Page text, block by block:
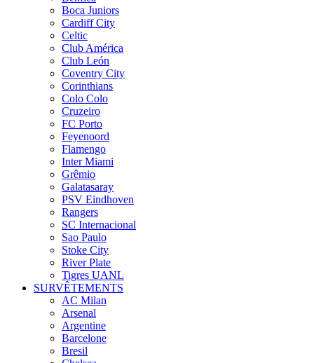
Boca Juniors
Cardiff City
Celtic
Club América
Club León
Coventry City
Corinthians
Colo Colo
Cruzeiro
FC Porto
Feyenoord
Flamengo
Inter Miami
Grêmio
Galatasaray
PSV Eindhoven
Rangers
SC Internacional
Sao Paulo
Stoke City
River Plate
Tigres UANL
SURVÊTEMENTS
AC Milan
Arsenal
Argentine
Barcelone
Bresil